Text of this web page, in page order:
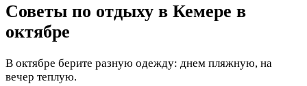
Советы по отдыху в Кемере в
октябре
В октябре берите разную одежду: днем пляжную, на
вечер теплую.